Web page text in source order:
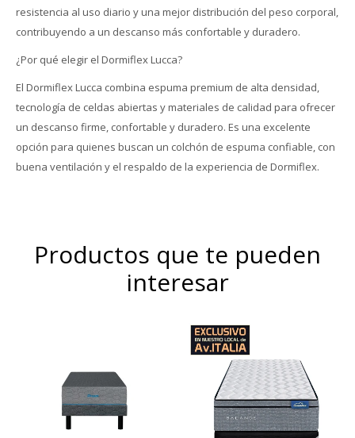
resistencia al uso diario y una mejor distribución del peso corporal,
contribuyendo a un descanso más confortable y duradero.
¿Por qué elegir el Dormiflex Lucca?
El Dormiflex Lucca combina espuma premium de alta densidad,
tecnología de celdas abiertas y materiales de calidad para ofrecer
un descanso firme, confortable y duradero. Es una excelente
opción para quienes buscan un colchón de espuma confiable, con
buena ventilación y el respaldo de la experiencia de Dormiflex.
Productos que te pueden
interesar
Para vos Dreamer que
necesitas un descanso
después de una jornada de
haber dado todo de vos,
descubrí el colchón Firm y
mejora tu descanso.
Óptimo soporte y mayor
duración, altura de colchón
24 cm y 59cm la suma del
colchón y el sommier.
Elevado confort gracias a las
capas adicionales de
espuma contenida por un